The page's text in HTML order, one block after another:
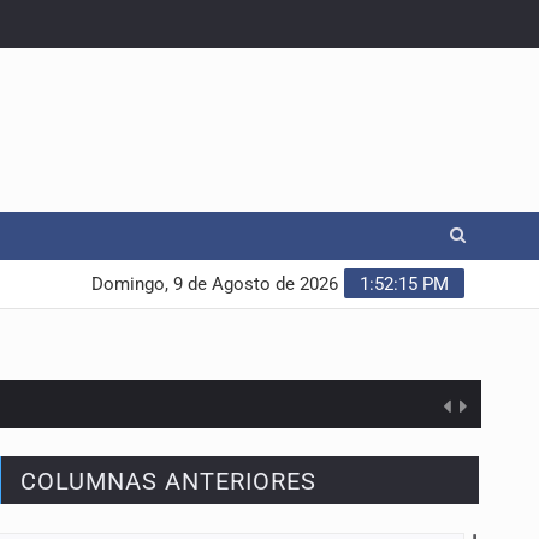
1:52:16 PM
Domingo, 9 de Agosto de 2026
COLUMNAS ANTERIORES